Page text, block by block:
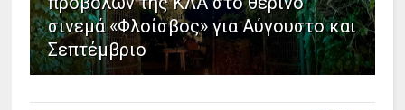
σινεμά «Φλοίσβος» για Αύγουστο και
Σεπτέμβριο